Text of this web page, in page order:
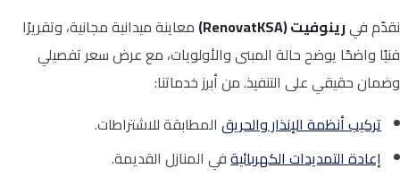
نقدّم فيرينوفيت (RenovatKSA)
معاينة ميدانية مجانية، وتقريرًا
فنيًا واضحًا يوضح حالة المبنى والأولويات، مع عرض سعر تفصيلي
وضمان حقيقي على التنفيذ. من أبرز خدماتنا:
تركيب أنظمة الإنذار والحريقالمطابقة للاشتراطات.
إعادة التمديدات الكهربائيةفي المنازل القديمة.